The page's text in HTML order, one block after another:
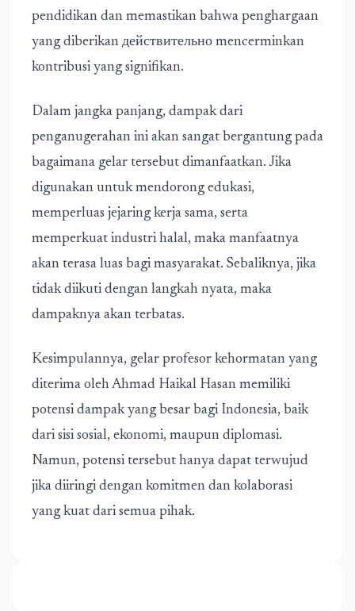
pendidikan dan memastikan bahwa penghargaan
yang diberikan действительно mencerminkan
kontribusi yang signifikan.
Dalam jangka panjang, dampak dari
penganugerahan ini akan sangat bergantung pada
bagaimana gelar tersebut dimanfaatkan. Jika
digunakan untuk mendorong edukasi,
memperluas jejaring kerja sama, serta
memperkuat industri halal, maka manfaatnya
akan terasa luas bagi masyarakat. Sebaliknya, jika
tidak diikuti dengan langkah nyata, maka
dampaknya akan terbatas.
Kesimpulannya, gelar profesor kehormatan yang
diterima oleh Ahmad Haikal Hasan memiliki
potensi dampak yang besar bagi Indonesia, baik
dari sisi sosial, ekonomi, maupun diplomasi.
Namun, potensi tersebut hanya dapat terwujud
jika diiringi dengan komitmen dan kolaborasi
yang kuat dari semua pihak.